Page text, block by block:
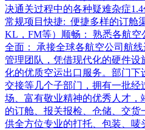
决通关过程中的各种疑难杂症
常规项目快捷: 便捷多样的订舱
KL，FM等）顺畅： 熟悉各航空
全面： 承接全球各航空公司航
管理团队，凭借现代化的硬件
化的优质空运出口服务。部门下
交接等几个子部门，拥有一批
场、富有敬业精神的优秀人才
的订舱、报关报检、仓储、交货
供全方位专业的打托、包装、唛